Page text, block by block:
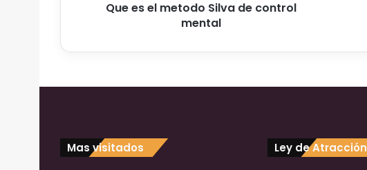
o
d
e
Que es el metodo Silva de control
mental
e
o
l
Mas visitados Ley de Atracción